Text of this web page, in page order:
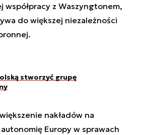
współpracy z Waszyngtonem,
do większej niezależności
stworzyć grupę
nakładów na
Europy w sprawach